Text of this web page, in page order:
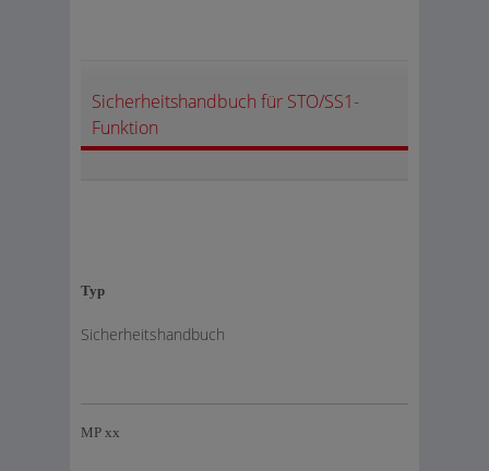
Sicherheitshandbuch für STO/SS1-
Funktion
Typ
Sicherheitshandbuch
MP xx